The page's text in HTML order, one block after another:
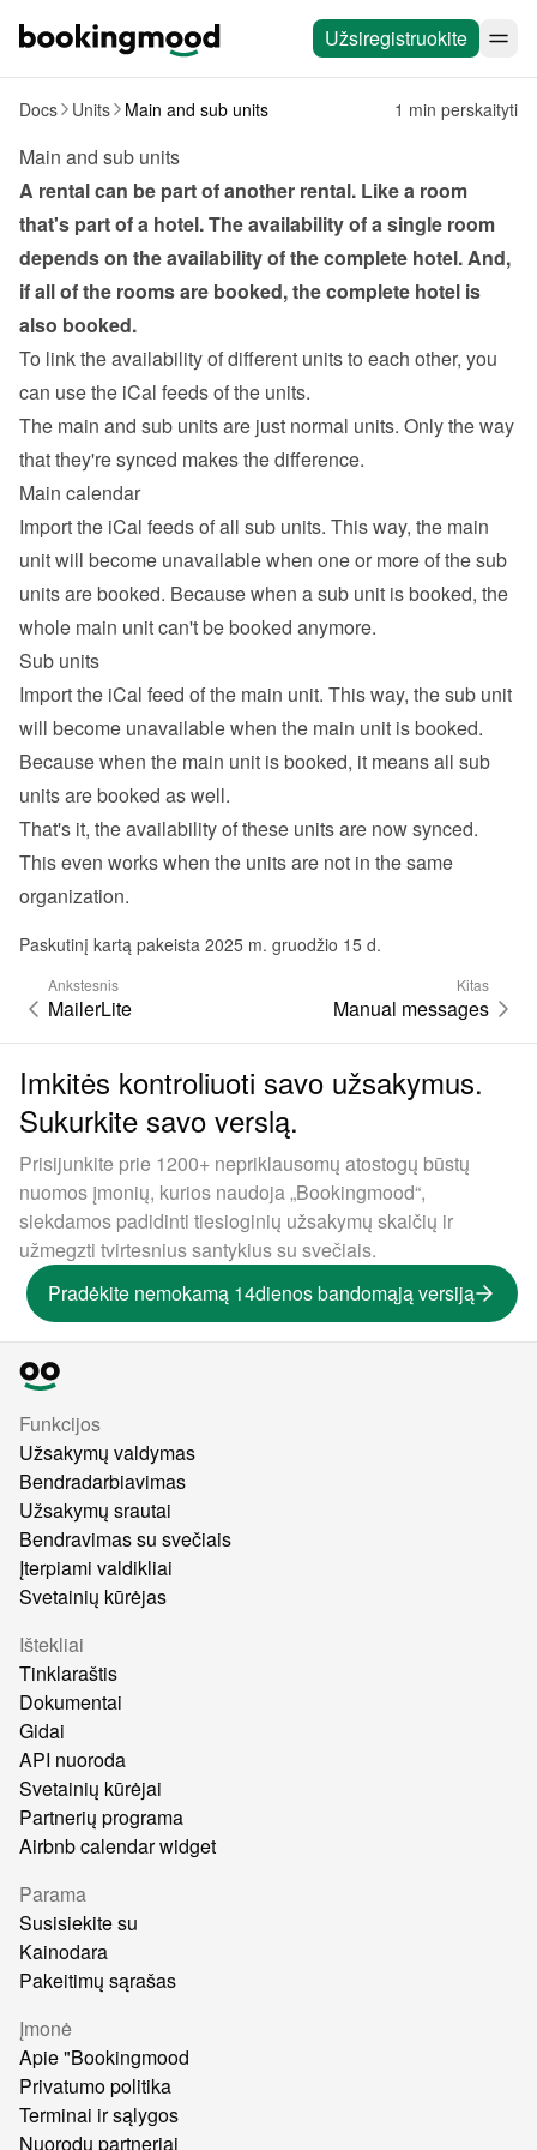
Užsiregistruokite
Docs Units Main and sub units 1 min perskaityti
Main and sub units
A rental can be part of another rental. Like a room
that's part of a hotel. The availability of a single room
depends on the availability of the complete hotel. And,
if all of the rooms are booked, the complete hotel is
also booked.
To link the availability of different units to each other, you
can use the iCal feeds of the units.
The main and sub units are just normal units. Only the way
that they're synced makes the difference.
Main calendar
Import the iCal feeds of all sub units. This way, the main
unit will become unavailable when one or more of the sub
units are booked. Because when a sub unit is booked, the
whole main unit can't be booked anymore.
Sub units
Import the iCal feed of the main unit. This way, the sub unit
will become unavailable when the main unit is booked.
Because when the main unit is booked, it means all sub
units are booked as well.
That's it, the availability of these units are now synced.
This even works when the units are not in the same
organization.
Paskutinį kartą pakeista 2025 m. gruodžio 15 d.
Ankstesnis
MailerLite
Kitas
Manual messages
Imkitės kontroliuoti savo užsakymus.
Sukurkite savo verslą.
Prisijunkite prie 1200+ nepriklausomų atostogų būstų
nuomos įmonių, kurios naudoja „Bookingmood“,
siekdamos padidinti tiesioginių užsakymų skaičių ir
užmegzti tvirtesnius santykius su svečiais.
Pradėkite nemokamą 14dienos bandomąją versiją
Funkcijos
Užsakymų valdymas
Bendradarbiavimas
Užsakymų srautai
Bendravimas su svečiais
Įterpiami valdikliai
Svetainių kūrėjas
Ištekliai
Tinklaraštis
Dokumentai
Gidai
API nuoroda
Svetainių kūrėjai
Partnerių programa
Airbnb calendar widget
Parama
Susisiekite su
Kainodara
Pakeitimų sąrašas
Įmonė
Apie "Bookingmood
Privatumo politika
Terminai ir sąlygos
Nuorodų partneriai